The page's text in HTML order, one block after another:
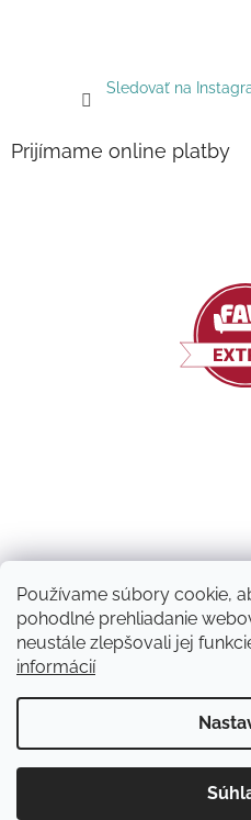
Používame súbory cookie,
pohodlné prehliadanie
neustále zlepšovali jej
informácií
Sledovať na
Prijímame online platby